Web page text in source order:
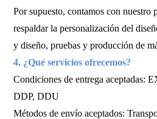
Por supuesto, contamos con
respaldar la personalización del
y diseño, pruebas y producción de
4. ¿Qué servicios ofrecemos?
Condiciones de entrega aceptadas:
DDP, DDU
Métodos de envío aceptados: